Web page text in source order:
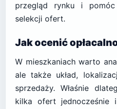
przegląd rynku i
selekcji ofert.
Jak ocenić
W mieszkaniach warto
ale także układ,
sprzedaży. Właśnie
kilka ofert